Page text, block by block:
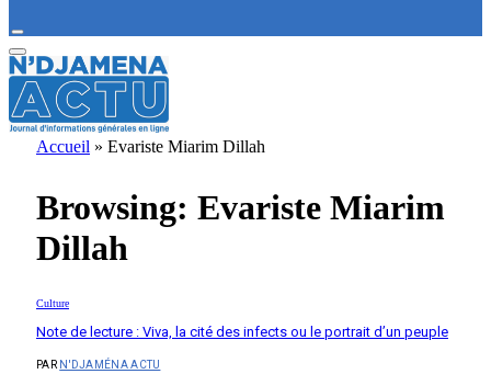
Accueil » Evariste Miarim Dillah
Browsing: Evariste Miarim
Dillah
Culture
Note de lecture : Viva, la cité des infects ou le portrait d’un peuple
PAR N'DJAMÉNA ACTU